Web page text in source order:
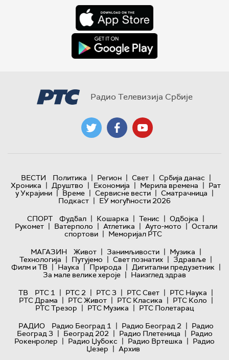
Радио Телевизија Србије
ВЕСТИ Политика | Регион | Свет | Србија данас |
Хроника | Друштво | Економија | Мерила времена | Рат
у Украјини | Време | Сервисне вести | Сматрачница |
Подкаст | ЕУ могућности 2026
СПОРТ
Фудбал | Кошарка | Тенис | Одбојка |
Рукомет | Ватерполо | Атлетика | Ауто-мото | Остали
спортови | Меморијал РТС
МАГАЗИН
Живот | Занимљивости | Музика |
Технологијa | Путујемо | Свет познатих | Здравље |
Филм и ТВ | Наука | Природа | Дигитални предузетник |
За мале велике хероје | Наизглед здрав
ТВ
РТС 1 | РТС 2 | РТС 3 | РТС Свет | РТС Наука |
РТС Драма | РТС Живот | РТС Класика | РТС Коло |
РТС Трезор | РТС Музика | РТС Полетарац
РАДИО
Радио Београд 1 | Радио Београд 2 | Радио
Београд 3 | Београд 202 | Радио Плетеница | Радио
Рокенролер | Радио Џубокс | Радио Вртешка | Радио
Џезер | Архив